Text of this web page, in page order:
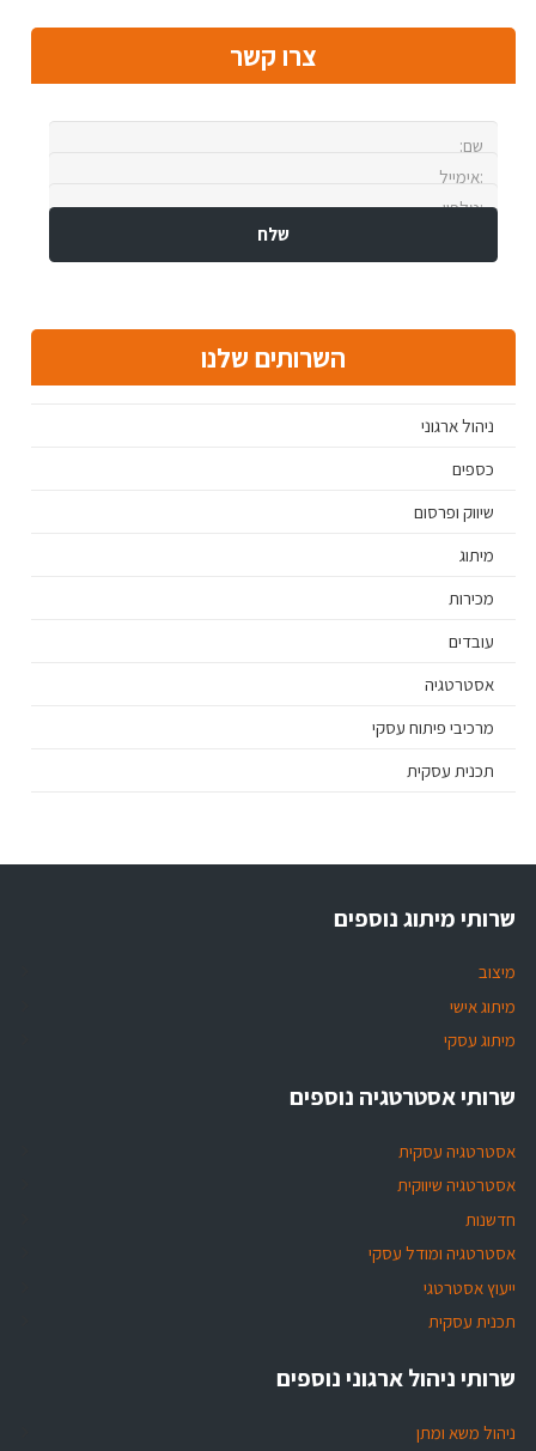
צרו קשר
השרותים שלנו
ניהול ארגוני
כספים
שיווק ופרסום
מיתוג
מכירות
עובדים
אסטרטגיה
מרכיבי פיתוח עסקי
תכנית עסקית
שרותי מיתוג נוספים
מיצוב
מיתוג אישי
מיתוג עסקי
שרותי אסטרטגיה נוספים
אסטרטגיה עסקית
אסטרטגיה שיווקית
חדשנות
אסטרטגיה ומודל עסקי
ייעוץ אסטרטגי
תכנית עסקית
שרותי ניהול ארגוני נוספים
ניהול משא ומתן